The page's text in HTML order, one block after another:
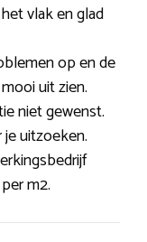
vlak en glad
op en de
uit zien.
niet gewenst.
uitzoeken.
m2.